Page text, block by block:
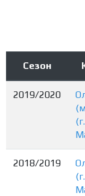
Сезон
2019/2020
(г.
2018/2019
(г.